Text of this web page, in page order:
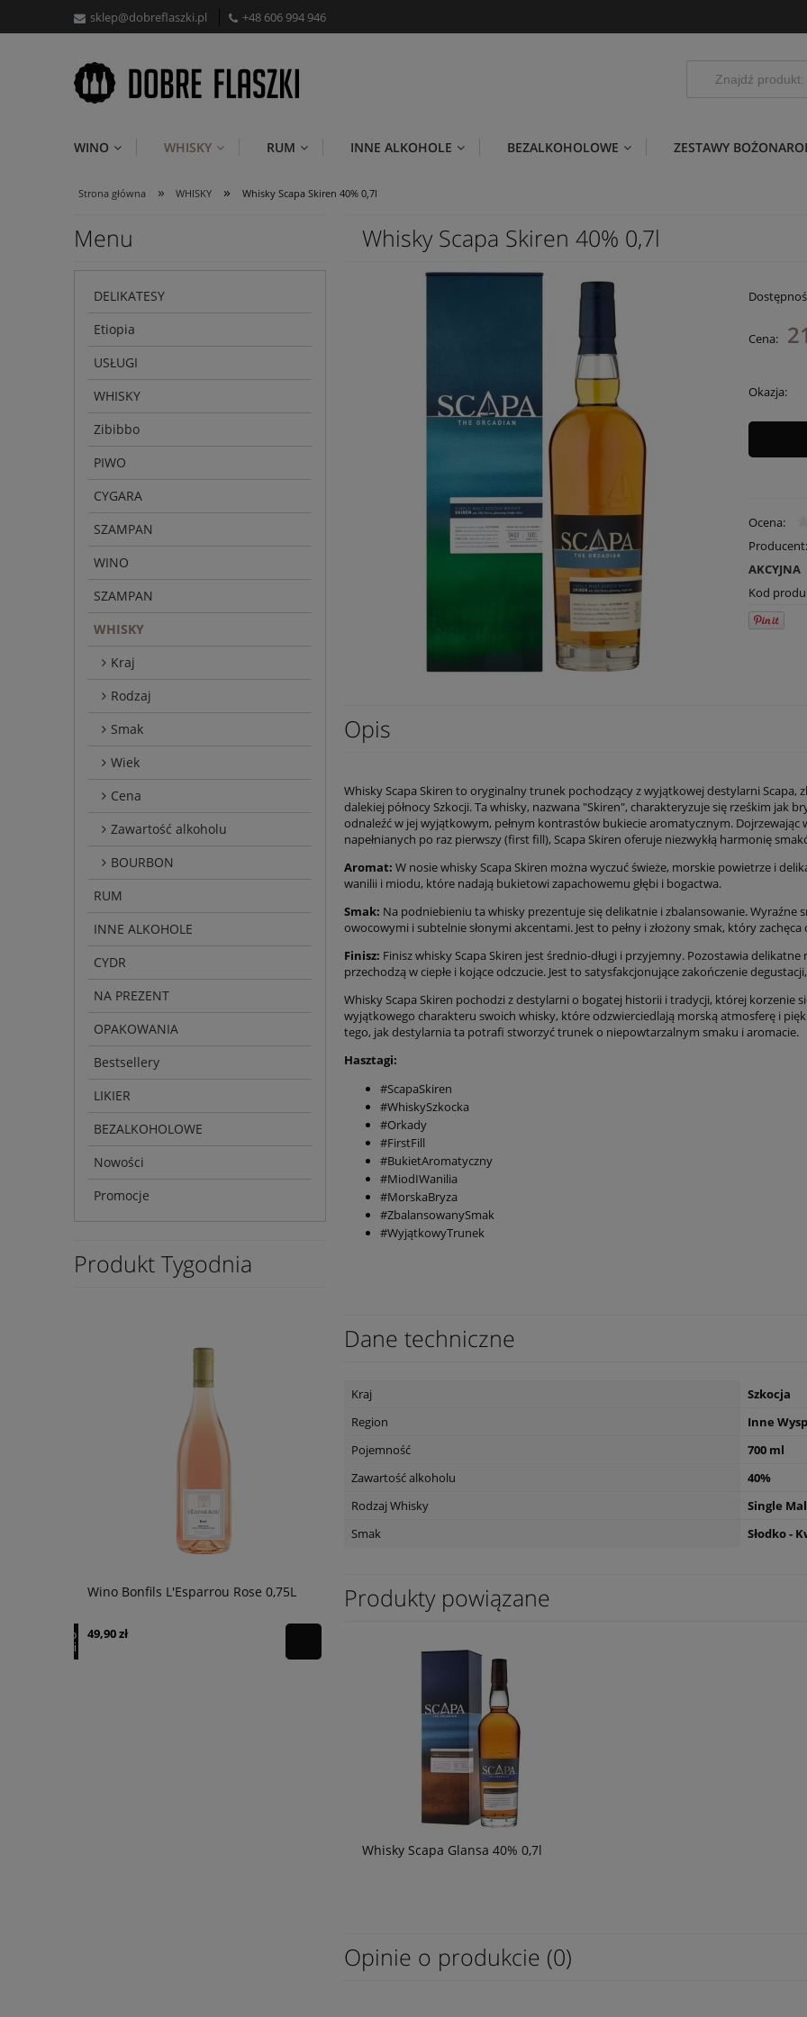
sklep@dobreflaszki.pl +48 606 994 946
WINO WHISKY RUM INNE ALKOHOLE BEZALKOHOLOWE ZESTAWY
Strona główna » WHISKY » Whisky Scapa Skiren 40% 0,7l
Menu
DELIKATESY
Etiopia
USŁUGI
WHISKY
Zibibbo
PIWO
CYGARA
SZAMPAN
WINO
SZAMPAN
WHISKY
Kraj
Rodzaj
Smak
Wiek
Cena
Zawartość alkoholu
BOURBON
RUM
INNE ALKOHOLE
CYDR
NA PREZENT
OPAKOWANIA
Bestsellery
LIKIER
BEZALKOHOLOWE
Nowości
Promocje
Produkt Tygodnia
Wino Bonfils L'Esparrou Rose 0,75L
49,90 zł
Wino Bonfils L'Esparrou Chardonnay
0,75L
Whisky Scapa Skiren 40% 0,7l
Cena:
Okazja:
Ocena:
Producent:
AKCYJNA
Kod
Opis
Whisky Scapa Skiren to oryginalny trunek pochodzący z wyjątkowej destylarni
dalekiej północy Szkocji. Ta whisky, nazwana "Skiren", charakteryzuje się rześkim jak
odnaleźć w jej wyjątkowym, pełnym kontrastów bukiecie aromatycznym. Dojrzewając
napełnianych po raz pierwszy (first fill), Scapa Skiren oferuje niezwykłą harmonię
Aromat: W nosie whisky Scapa Skiren można wyczuć świeże, morskie powietrze i
wanilii i miodu, które nadają bukietowi zapachowemu głębi i bogactwa.
Smak: Na podniebieniu ta whisky prezentuje się delikatnie i zbalansowanie. Wyraźne
owocowymi i subtelnie słonymi akcentami. Jest to pełny i złożony smak, który
Finisz: Finisz whisky Scapa Skiren jest średnio-długi i przyjemny. Pozostawia
przechodzą w ciepłe i kojące odczucie. Jest to satysfakcjonujące zakończenie
Whisky Scapa Skiren pochodzi z destylarni o bogatej historii i tradycji, której korzenie
wyjątkowego charakteru swoich whisky, które odzwierciedlają morską atmosferę i
tego, jak destylarnia ta potrafi stworzyć trunek o niepowtarzalnym smaku i aromacie.
Hasztagi:
#ScapaSkiren
#WhiskySzkocka
#Orkady
#FirstFill
#BukietAromatyczny
#MiodIWanilia
#MorskaBryza
#ZbalansowanySmak
#WyjątkowyTrunek
Dane techniczne
Kraj
Szkocja
Region
Inne
Pojemność
700 ml
Zawartość alkoholu
40%
Rodzaj Whisky
Single
Smak
Słodko -
Produkty powiązane
Whisky Scapa Glansa 40% 0,7l
Opinie o produkcie (0)